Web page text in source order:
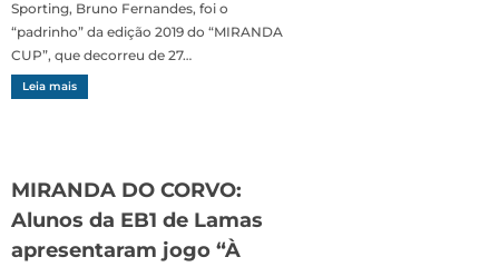
Sporting, Bruno Fernandes, foi o
“padrinho” da edição 2019 do “MIRANDA
CUP”, que decorreu de 27…
Leia mais
MIRANDA DO CORVO:
Alunos da EB1 de Lamas
apresentaram jogo “À